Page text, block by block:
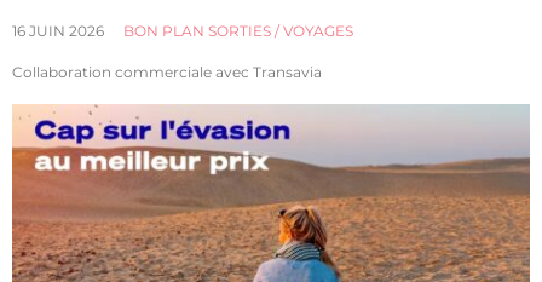
16 JUIN 2026 BON PLAN SORTIES / VOYAGES
Collaboration commerciale avec Transavia